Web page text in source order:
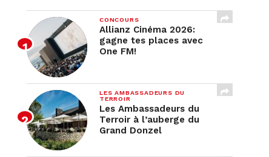
CONCOURS
Allianz Cinéma 2026:
gagne tes places avec
One FM!
LES AMBASSADEURS DU
TERROIR
Les Ambassadeurs du
Terroir à l’auberge du
Grand Donzel